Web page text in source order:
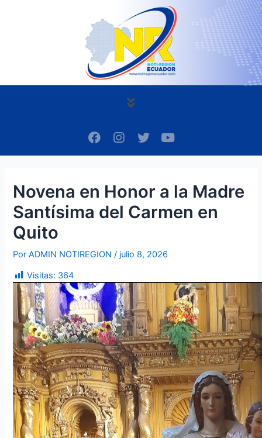
Menú
F
a
c
o
k
I
n
s
g
r
a
T
w
i
e
Y
o
u
b
Novena en Honor a la Madre
Santísima del Carmen en
Quito
PorADMIN NOTIREGION/ julio 8, 2026
Visitas: 364